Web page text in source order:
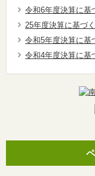
令和6年度決算に基
25年度決算に基づ
令和5年度決算に基
令和4年度決算に基